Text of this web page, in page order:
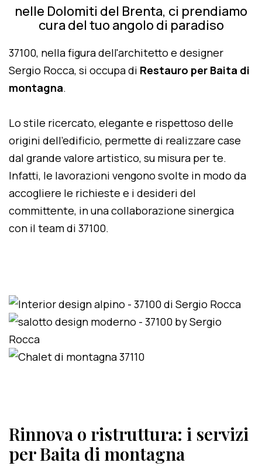
nelle Dolomiti del Brenta, ci prendiamo
cura del tuo angolo di paradiso
37100, nella figura dell'architetto e designer
Sergio Rocca, si occupa di Restauro per Baita di
montagna.
Lo stile ricercato, elegante e rispettoso delle
origini dell'edificio, permette di realizzare case
dal grande valore artistico, su misura per te.
Infatti, le lavorazioni vengono svolte in modo da
accogliere le richieste e i desideri del
committente, in una collaborazione sinergica
con il team di 37100.
Rinnova o ristruttura: i servizi
per Baita di montagna